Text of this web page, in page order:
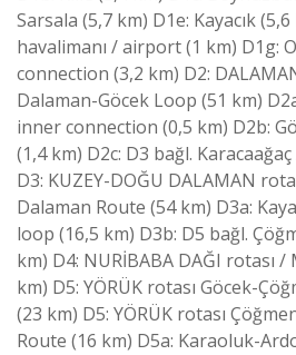
Sarsala (5,7 km) D1e: Kayacık
havalimanı / airport (1 km) D1g:
connection (3,2 km) D2:
Dalaman-Göcek Loop (51 km)
inner connection (0,5 km) D2b:
(1,4 km) D2c: D3 bağl.
D3: KUZEY-DOĞU DALAMAN
Dalaman Route (54 km) D3a:
loop (16,5 km) D3b: D5 bağl.
km) D4: NURİBABA DAĞI rotası
km) D5: YÖRÜK rotası Göcek-
(23 km) D5: YÖRÜK rotası
Route (16 km) D5a: Karaoluk-